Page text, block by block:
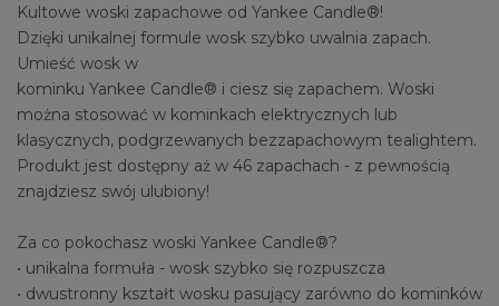
Kultowe woski zapachowe od Yankee Candle®!
Dzięki unikalnej formule wosk szybko uwalnia zapach.
Umieść wosk w
kominku Yankee Candle® i ciesz się zapachem. Woski
można stosować w kominkach elektrycznych lub
klasycznych, podgrzewanych bezzapachowym tealightem.
Produkt jest dostępny aż w 46 zapachach - z pewnością
znajdziesz swój ulubiony!
Za co pokochasz woski Yankee Candle®?
• unikalna formuła - wosk szybko się rozpuszcza
• dwustronny kształt wosku pasujący zarówno do kominków